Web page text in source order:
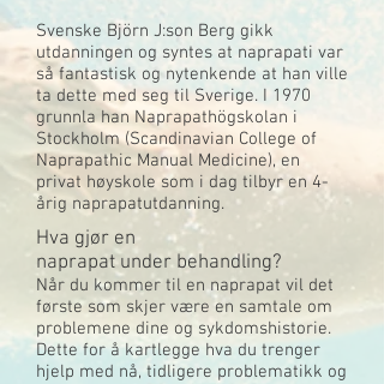
Svenske Björn J:son Berg gikk
utdanningen og syntes at naprapati var
så fantastisk og nytenkende at han ville
ta dette med seg til Sverige. I 1970
grunnla han Naprapathögskolan i
Stockholm (Scandinavian College of
Naprapathic Manual Medicine), en
privat høyskole som i dag tilbyr en 4-
årig naprapatutdanning.
Hva gjør en
naprapat under behandling?
Når du kommer til en naprapat vil det
første som skjer være en samtale om
problemene dine og sykdomshistorie.
Dette for å kartlegge hva du trenger
hjelp med nå, tidligere problematikk og